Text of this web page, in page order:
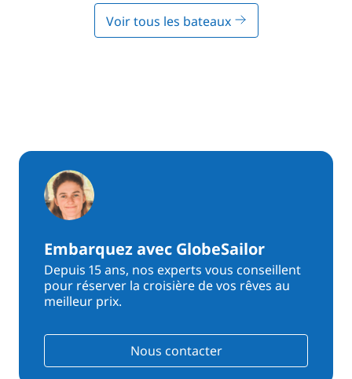
Voir tous les bateaux
Embarquez avec GlobeSailor
Depuis 15 ans, nos experts vous conseillent
pour réserver la croisière de vos rêves au
meilleur prix.
Nous contacter